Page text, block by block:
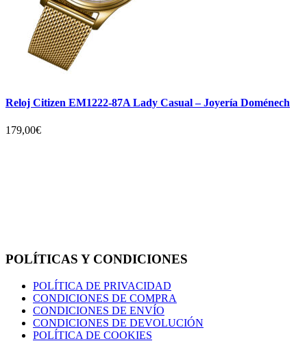
Reloj Citizen EM1222-87A Lady Casual – Joyería Doménech
179,00€
POLÍTICAS Y CONDICIONES
POLÍTICA DE PRIVACIDAD
CONDICIONES DE COMPRA
CONDICIONES DE ENVÍO
CONDICIONES DE DEVOLUCIÓN
POLÍTICA DE COOKIES